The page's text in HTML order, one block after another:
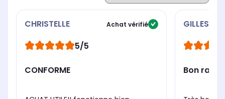
CHRISTELLE Achat vérifié
5/5
CONFORME
GILLES
Bon